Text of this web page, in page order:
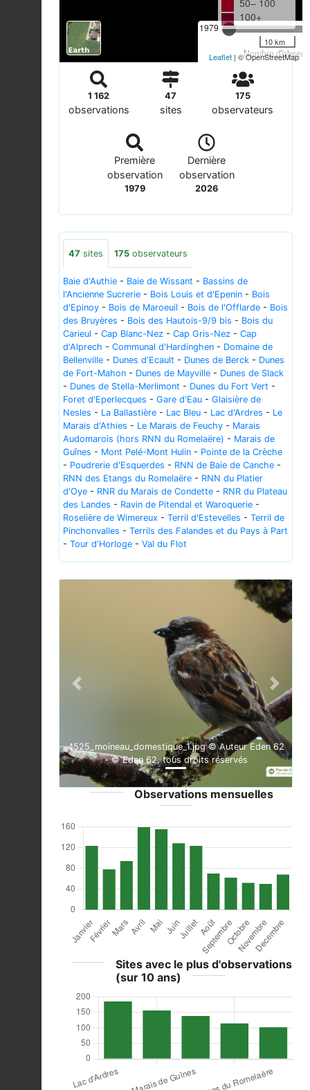
1979
Nombre
100+
10 km
Leaflet | © OpenStreetMap
1 162
observations
47
sites
175
observateurs
Première
observation
1979
Dernière
observation
2026
47 sites 175 observateurs
Baie d'Authie - Baie de Wissant - Bassins de
l'Ancienne Sucrerie - Bois Louis et d'Epenin - Bois
d'Epinoy - Bois de Maroeuil - Bois de l'Offlarde - Bois
des Bruyères - Bois des Hautois-9/9 bis - Bois du
Carieul - Cap Blanc-Nez - Cap Gris-Nez - Cap
d'Alprech - Communal d'Hardinghen - Domaine de
Bellenville - Dunes d'Ecault - Dunes de Berck - Dunes
de Fort-Mahon - Dunes de Mayville - Dunes de Slack
- Dunes de Stella-Merlimont - Dunes du Fort Vert -
Foret d'Eperlecques - Gare d'Eau - Glaisière de
Nesles - La Ballastière - Lac Bleu - Lac d'Ardres - Le
Marais d'Athies - Le Marais de Feuchy - Marais
Audomarois (hors RNN du Romelaëre) - Marais de
Guînes - Mont Pelé-Mont Hulin - Pointe de la Crèche
- Poudrerie d'Esquerdes - RNN de Baie de Canche -
RNN des Etangs du Romelaëre - RNN du Platier
d'Oye - RNR du Marais de Condette - RNR du Plateau
des Landes - Ravin de Pitendal et Waroquerie -
Roselière de Wimereux - Terril d'Estevelles - Terril de
Pinchonvalles - Terrils des Falandes et du Pays à Part
- Tour d'Horloge - Val du Flot
4525_moineau_domestique_1.jpg © Auteur Eden 62
- © Eden 62, tous droits réservés
Previous Next
Observations mensuelles
Sites avec le plus d'observations
(sur 10 ans)